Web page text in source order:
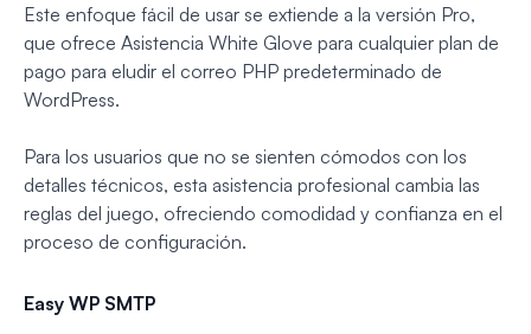
Este enfoque fácil de usar se extiende a la versión Pro,
que ofrece Asistencia White Glove para cualquier plan de
pago para eludir el correo PHP predeterminado de
WordPress.
Para los usuarios que no se sienten cómodos con los
detalles técnicos, esta asistencia profesional cambia las
reglas del juego, ofreciendo comodidad y confianza en el
proceso de configuración.
Easy WP SMTP